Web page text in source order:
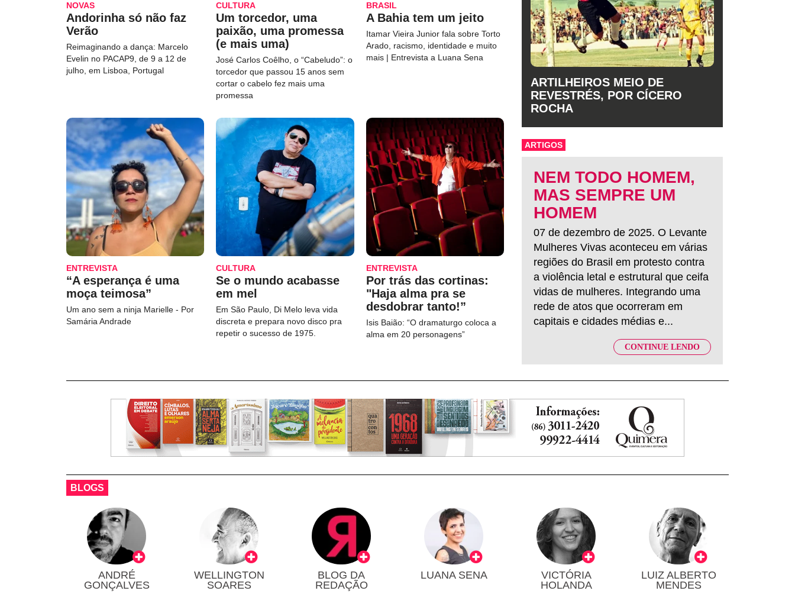
NOVAS
Andorinha só não faz
Verão
Reimaginando a dança: Marcelo
Evelin no PACAP9, de 9 a 12 de
julho, em Lisboa, Portugal
CULTURA
Um torcedor, uma
paixão, uma promessa
(e mais uma)
José Carlos Coêlho, o “Cabeludo”: o
torcedor que passou 15 anos sem
cortar o cabelo fez mais uma
promessa
BRASIL
A Bahia tem um jeito
Itamar Vieira Junior fala sobre Torto
Arado, racismo, identidade e muito
mais | Entrevista a Luana Sena
ENTREVISTA
“A esperança é uma
moça teimosa”
Um ano sem a ninja Marielle - Por
Samária Andrade
CULTURA
Se o mundo acabasse
em mel
Em São Paulo, Di Melo leva vida
discreta e prepara novo disco pra
repetir o sucesso de 1975.
ENTREVISTA
Por trás das cortinas:
"Haja alma pra se
desdobrar tanto!”
Isis Baião: “O dramaturgo coloca a
alma em 20 personagens”
ARTILHEIROS MEIO DE
REVESTRÉS, POR CÍCERO
ROCHA
ARTIGOS
NEM TODO HOMEM,
MAS SEMPRE UM
HOMEM
07 de dezembro de 2025. O Levante
Mulheres Vivas aconteceu em várias
regiões do Brasil em protesto contra
a violência letal e estrutural que ceifa
vidas de mulheres. Integrando uma
rede de atos que ocorreram em
capitais e cidades médias e...
CONTINUE LENDO
BLOGS
ANDRÉ
GONÇALVES
WELLINGTON
SOARES
BLOG DA
REDAÇÃO
LUANA SENA
VICTÓRIA
HOLANDA
LUIZ ALBERTO
MENDES